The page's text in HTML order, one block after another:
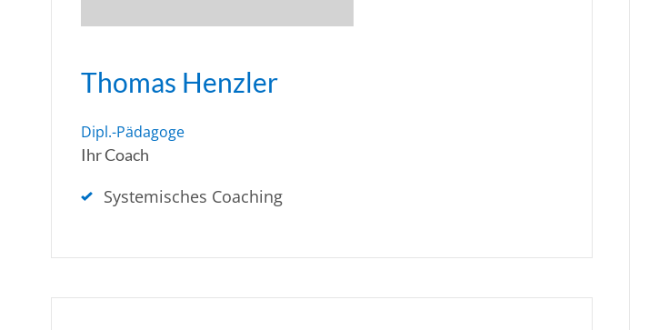
Thomas Henzler
Dipl.-Pädagoge
Ihr Coach
Systemisches Coaching